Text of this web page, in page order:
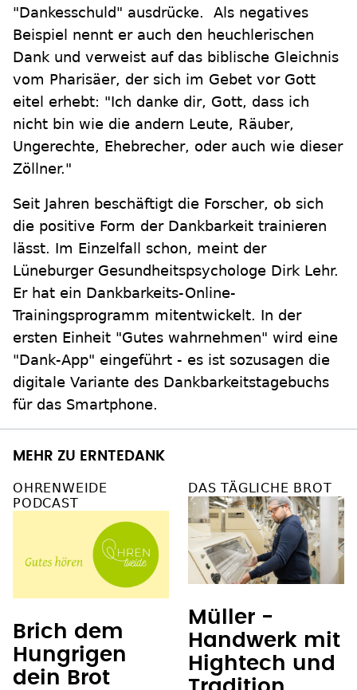
"Dankesschuld" ausdrücke. Als negatives
Beispiel nennt er auch den heuchlerischen
Dank und verweist auf das biblische Gleichnis
vom Pharisäer, der sich im Gebet vor Gott
eitel erhebt: "Ich danke dir, Gott, dass ich
nicht bin wie die andern Leute, Räuber,
Ungerechte, Ehebrecher, oder auch wie dieser
Zöllner."
Seit Jahren beschäftigt die Forscher, ob sich
die positive Form der Dankbarkeit trainieren
lässt. Im Einzelfall schon, meint der
Lüneburger Gesundheitspsychologe Dirk Lehr.
Er hat ein Dankbarkeits-Online-
Trainingsprogramm mitentwickelt. In der
ersten Einheit "Gutes wahrnehmen" wird eine
"Dank-App" eingeführt - es ist sozusagen die
digitale Variante des Dankbarkeitstagebuchs
für das Smartphone.
MEHR ZU ERNTEDANK
OHRENWEIDE
PODCAST
Brich dem
Hungrigen
dein Brot
DAS TÄGLICHE BROT
Müller -
Handwerk mit
Hightech und